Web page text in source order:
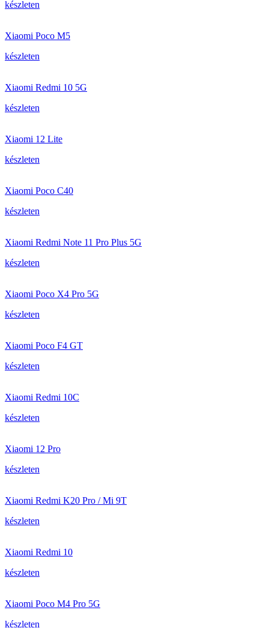
készleten
Xiaomi Poco M5
készleten
Xiaomi Redmi 10 5G
készleten
Xiaomi 12 Lite
készleten
Xiaomi Poco C40
készleten
Xiaomi Redmi Note 11 Pro Plus 5G
készleten
Xiaomi Poco X4 Pro 5G
készleten
Xiaomi Poco F4 GT
készleten
Xiaomi Redmi 10C
készleten
Xiaomi 12 Pro
készleten
Xiaomi Redmi K20 Pro / Mi 9T
készleten
Xiaomi Redmi 10
készleten
Xiaomi Poco M4 Pro 5G
készleten